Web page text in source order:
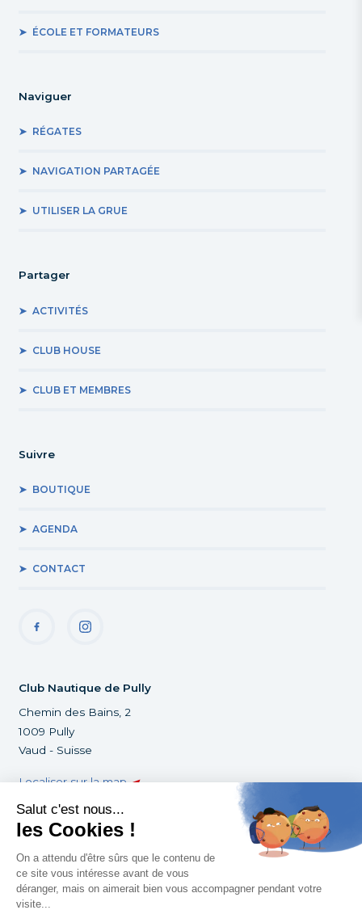
ÉCOLE ET FORMATEURS
Naviguer
RÉGATES
NAVIGATION PARTAGÉE
UTILISER LA GRUE
Partager
ACTIVITÉS
CLUB HOUSE
CLUB ET MEMBRES
Suivre
BOUTIQUE
AGENDA
CONTACT
Club Nautique de Pully
Chemin des Bains, 2
1009 Pully
Vaud - Suisse
Localiser sur la map
+41 21 729 88 03
infoclub@cnpully.ch
©Club Nautique de Pully 2022